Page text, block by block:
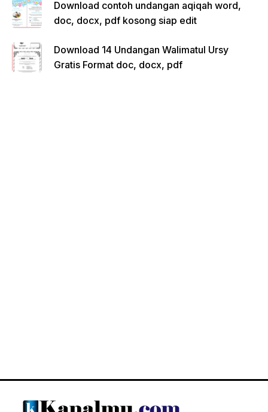
Download contoh undangan aqiqah word,
doc, docx, pdf kosong siap edit
Download 14 Undangan Walimatul Ursy
Gratis Format doc, docx, pdf